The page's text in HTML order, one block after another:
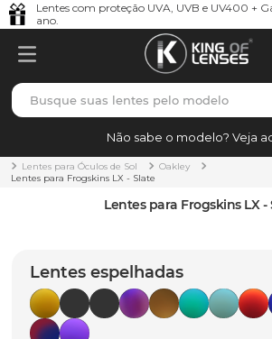
Lentes com proteção UVA, UVB e UV400 +
ano.
Busque suas lentes pelo modelo
Não sabe o modelo? Veja
Lentes para Óculos de Sol
Oakley
Lentes para Frogskins LX - Slate
Lentes para Frogskins LX -
Lentes espelhadas
TERMOS MAIS BUSCADOS
1º borrachas
holbrook
5º chaves
6º t-shock